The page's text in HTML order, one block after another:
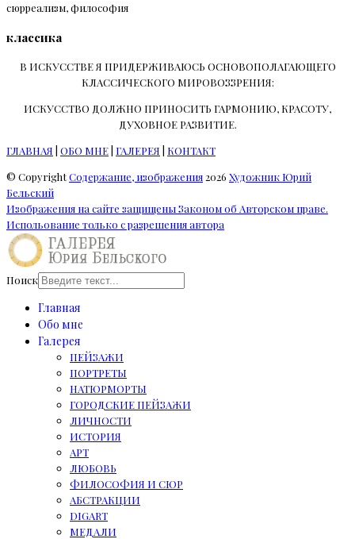
сюрреализм, философия
классика
В ИСКУССТВЕ Я ПРИДЕРЖИВАЮСЬ ОСНОВОПОЛАГАЮЩЕГО
КЛАССИЧЕСКОГО МИРОВОЗЗРЕНИЯ:
ИСКУССТВО ДОЛЖНО ПРИНОСИТЬ ГАРМОНИЮ, КРАСОТУ,
ДУХОВНОЕ РАЗВИТИЕ.
ГЛАВНАЯ ОБО МНЕ ГАЛЕРЕЯ
КОНТАКТ
© CopyrightСодержание, изображения2026 Художник Юрий
Бельский
Изображения на сайте защищены Законом об Авторском праве.
Испольование только с разрешения автора
Поиск
Главная
Обо мне
Галерея
ПЕЙЗАЖИ
ПОРТРЕТЫ
НАТЮРМОРТЫ
ГОРОДСКИЕ ПЕЙЗАЖИ
ЛИЧНОСТИ
ИСТОРИЯ
АРТ
ЛЮБОВЬ
ФИЛОСОФИЯ И СЮР
АБСТРАКЦИИ
DIGART
МЕДАЛИ